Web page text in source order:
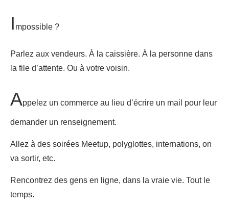
I mpossible ?
Parlez aux vendeurs. À la caissière. À la personne dans
la file d’attente. Ou à votre voisin.
Appelez un commerce au lieu d’écrire un mail pour leur
demander un renseignement.
Allez à des soirées Meetup, polyglottes, internations, on
va sortir, etc.
Rencontrez des gens en ligne, dans la vraie vie. Tout le
temps.